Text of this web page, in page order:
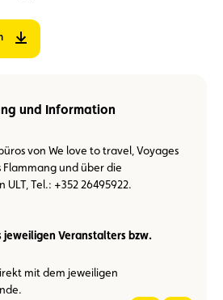
und Information
von We love to travel, Voyages
Flammang und über die
Tel.: +352 26495922.
jeweiligen Veranstalters bzw.
mit dem jeweiligen